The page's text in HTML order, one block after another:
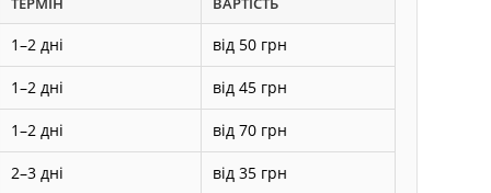
1–2 дні від 50 грн
1–2 дні від 45 грн
1–2 дні від 70 грн
2–3 дні від 35 грн